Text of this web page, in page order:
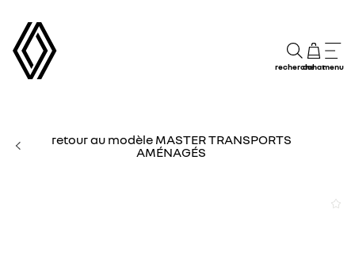
rechercheachatmenu
retour au modèle MASTER TRANSPORTS
AMÉNAGÉS